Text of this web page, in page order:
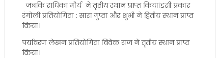
जबकि राधिका मौर्य ने तृतीय स्थान प्राप्त किया।इसी प्रकार
रंगोली प्रतियोगिता : सारा गुप्ता और शुभी ने द्वितीय स्थान प्राप्त
किया।
पर्यावरण लेखन प्रतियोगिता विवेक राज ने तृतीय स्थान प्राप्त
किया।